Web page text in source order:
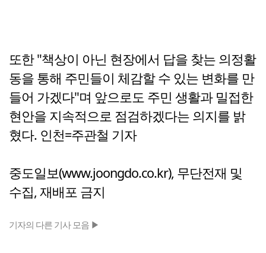
또한 "책상이 아닌 현장에서 답을 찾는 의정활
동을 통해 주민들이 체감할 수 있는 변화를 만
들어 가겠다"며 앞으로도 주민 생활과 밀접한
현안을 지속적으로 점검하겠다는 의지를 밝
혔다. 인천=주관철 기자
중도일보(www.joongdo.co.kr), 무단전재 및
수집, 재배포 금지
기자의 다른 기사 모음 ▶